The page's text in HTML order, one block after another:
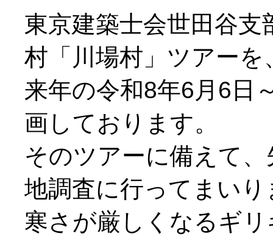
東京建築士会世田谷
村「川場村」ツアーを
来年の令和8年6月6日
画しております。
そのツアーに備えて
地調査に行ってまいり
寒さが厳しくなるギ